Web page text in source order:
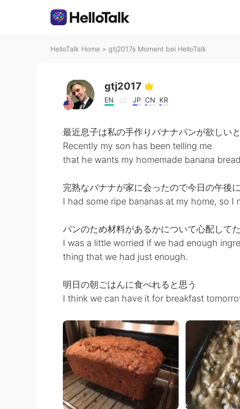
HelloTalk Home > gtj2017s Moment bei HelloTalk
gtj2017
EN JP CN KR
最近息子は私の手作りバナナパンが欲しい
Recently my son has been telling me
that he wants my homemade banana bread
完熟なバナナが家に会ったので今日の午後
I had some ripe bananas at my home, so I
パンのため材料があるかについて心配して
I was a little worried if we had enough
thing that we had just enough.
明日の朝ごはんに食べれると思う
I think we can have it for breakfast